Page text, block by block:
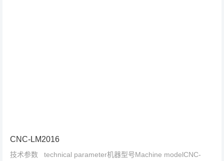
CNC-LM2016
技术参数 technical parameter机器型号Machine modelCNC-